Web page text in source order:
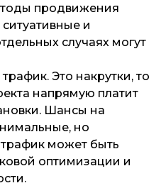
продвижения
и
случаях могут
. Это накрутки, то
напрямую платит
Шансы на
но
может быть
оптимизации и